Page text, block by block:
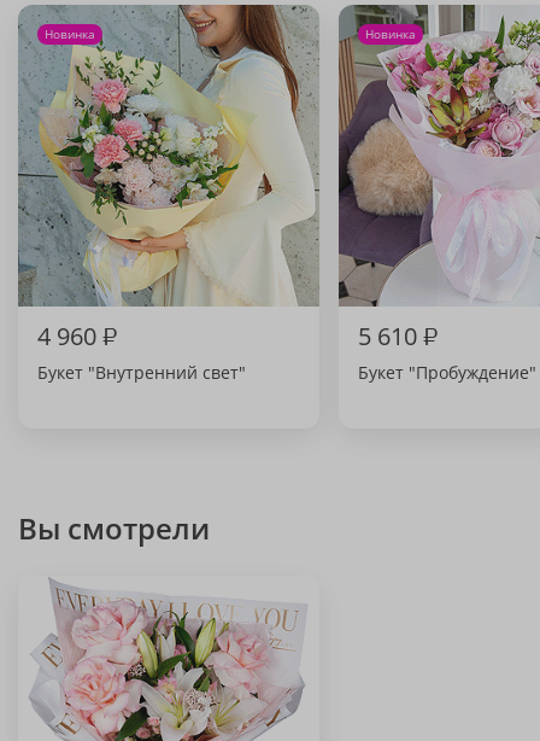
Новинка
4 960₽
Букет "Внутренний свет"
Новинка
5 610₽
Букет "Пробуждение"
Вы смотрели